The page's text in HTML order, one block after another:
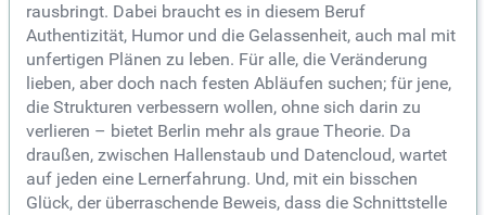
rausbringt. Dabei braucht es in diesem Beruf
Authentizität, Humor und die Gelassenheit, auch mal mit
unfertigen Plänen zu leben. Für alle, die Veränderung
lieben, aber doch nach festen Abläufen suchen; für jene,
die Strukturen verbessern wollen, ohne sich darin zu
verlieren – bietet Berlin mehr als graue Theorie. Da
draußen, zwischen Hallenstaub und Datencloud, wartet
auf jeden eine Lernerfahrung. Und, mit ein bisschen
Glück, der überraschende Beweis, dass die Schnittstelle